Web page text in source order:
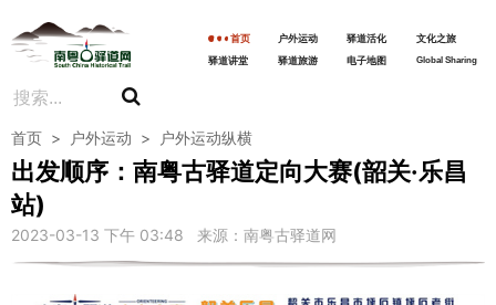
首页 户外运动 驿道活化
文化之旅
驿道讲堂
驿道旅游 电子地图 Global Sharing
首页 > 户外运动 > 户外运动纵横
出发顺序：南粤古驿道定向大赛(韶关·乐昌
站)
2023-03-13 下午 03:48 来源：南粤古驿道网